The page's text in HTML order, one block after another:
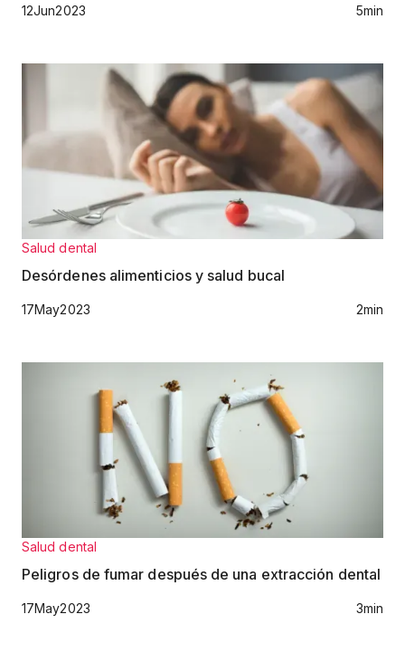
12Jun2023 5min
Salud dental
Desórdenes alimenticios y salud bucal
17May2023 2min
Salud dental
Peligros de fumar después de una extracción dental
17May2023 3min